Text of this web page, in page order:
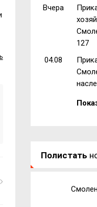
Вчера
127
04.08
Полистать